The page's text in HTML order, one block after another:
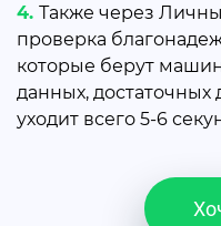
Также через
проверка
которые берут
данных, достаточных
уходит всего 5-6